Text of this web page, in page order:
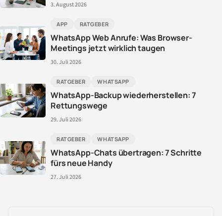
3. August 2026
APP RATGEBER
WhatsApp Web Anrufe: Was Browser-
Meetings jetzt wirklich taugen
30. Juli 2026
RATGEBER WHATSAPP
WhatsApp-Backup wiederherstellen: 7
Rettungswege
29. Juli 2026
RATGEBER WHATSAPP
WhatsApp-Chats übertragen: 7 Schritte
fürs neue Handy
27. Juli 2026